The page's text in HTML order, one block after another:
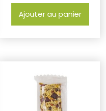
Ajouter au panier